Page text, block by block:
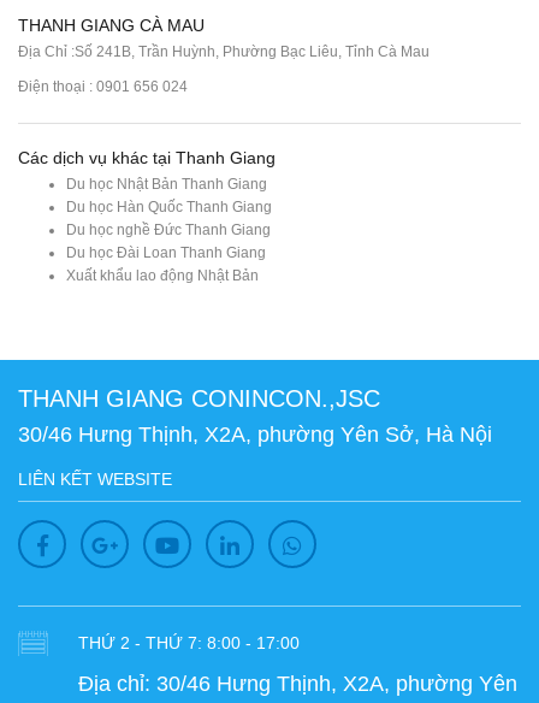
THANH GIANG CÀ MAU
Địa Chỉ :Số 241B, Trần Huỳnh, Phường Bạc Liêu, Tỉnh Cà Mau
Điện thoại : 0901 656 024
Các dịch vụ khác tại Thanh Giang
Du học Nhật Bản Thanh Giang
Du học Hàn Quốc Thanh Giang
Du học nghề Đức Thanh Giang
Du học Đài Loan Thanh Giang
Xuất khẩu lao động Nhật Bản
THANH GIANG CONINCON.,JSC
30/46 Hưng Thịnh, X2A, phường Yên Sở, Hà Nội
LIÊN KẾT WEBSITE
THỨ 2 - THỨ 7: 8:00 - 17:00
Địa chỉ: 30/46 Hưng Thịnh, X2A, phường Yên